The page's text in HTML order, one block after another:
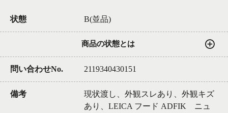
状態 B(並品)
商品の状態とは
問い合わせNo. 2119340430151
備考
現状渡し、外観スレあり、外観キズ
あり、LEICA フード ADFIK ニュ